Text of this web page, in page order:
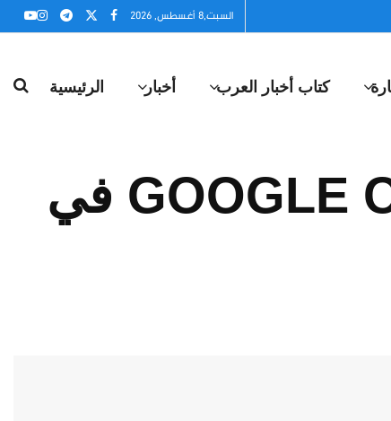
السبت,8 أغسطس, 2026
الرئيسية أخبار كتاب أخبار العرب
إل جي تعرض تلفزيوناتها الفندقية GOOGLE CAST في